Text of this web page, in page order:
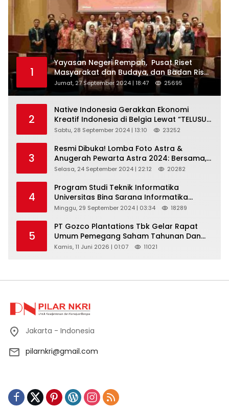
1
Yayasan Negeri Rempah, Pusat Riset
Masyarakat dan Budaya, dan Badan Riset
dan Inovasi Nasional ( BRIN ) Sukses
Gelar International Forum on Spice
Jumat, 27 September 2024 | 18:47 25695
2
Native Indonesia Gerakkan Ekonomi
Kreatif Indonesia di Belgia Lewat “TELUSUR
Kain Indonesia”
Sabtu, 28 September 2024 | 13:10 23252
3
Resmi Dibuka! Lomba Foto Astra &
Anugerah Pewarta Astra 2024: Bersama,
Berkarya, Berkelanjutan
Selasa, 24 September 2024 | 22:12 20282
4
Program Studi Teknik Informatika
Universitas Bina Sarana Informatika
Selenggarakan Pelatihan Pemanfaatan
Pemasaran Pada Forum UMKM
Bojongbaru Kecamatan Bojong Gede
Minggu, 29 September 2024 | 03:34 18289
5
PT Gozco Plantations Tbk Gelar Rapat
Umum Pemegang Saham Tahunan Dan
Paparan Publik 2026 Di Jakarta
Kamis, 11 Juni 2026 | 01:07 11021
Jakarta - Indonesia
pilarnkri@gmail.com